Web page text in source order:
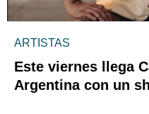
ARTISTAS
Este viernes llega
Argentina con un